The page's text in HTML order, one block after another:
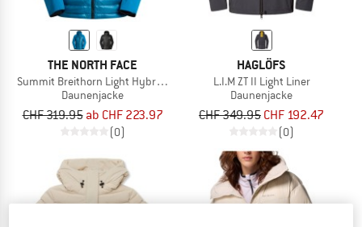
THE NORTH FACE
Summit Breithorn Light Hybrid Hoodie
Daunenjacke
CHF 319.95 ab CHF 223.97
(0)
HAGLÖFS
L.I.M ZT II Light Liner
Daunenjacke
CHF 349.95 CHF 192.47
(0)